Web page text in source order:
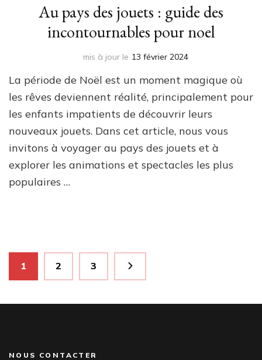
Au pays des jouets : guide des
incontournables pour noel
mis à jour le 13 février 2024
La période de Noël est un moment magique où
les rêves deviennent réalité, principalement pour
les enfants impatients de découvrir leurs
nouveaux jouets. Dans cet article, nous vous
invitons à voyager au pays des jouets et à
explorer les animations et spectacles les plus
populaires …
Pagination
des
Page
1 Page
2 Page
3
NOUS CONTACTER